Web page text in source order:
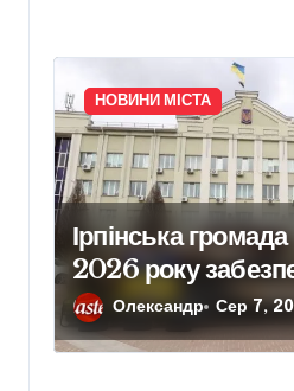
НОВИНИ МІСТА
Ірпінська
2026 року
640 одиницями
Олександр Сер 7,